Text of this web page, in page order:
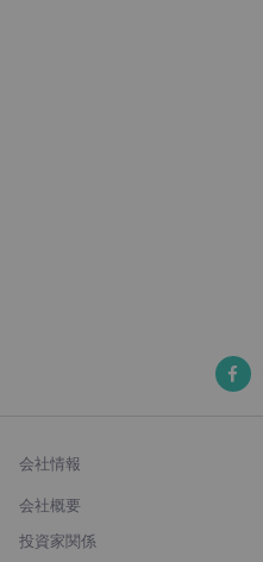
会社情報
会社概要
投資家関係